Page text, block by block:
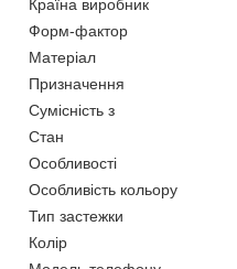
Країна виробник
Форм-фактор
Матеріал
Призначення
Сумісність з
Стан
Особливості
Особливість кольору
Тип застежки
Колір